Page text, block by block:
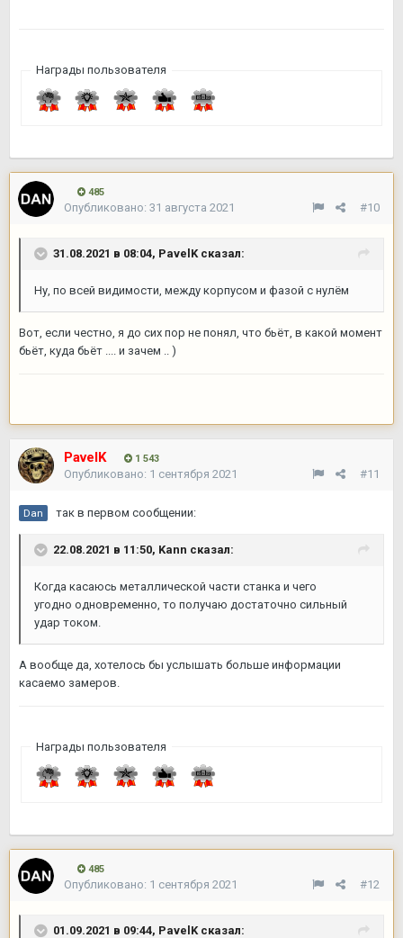
Награды пользователя
485
#10
Опубликовано: 31 августа 2021
31.08.2021 в 08:04, PavelK сказал:
Ну, по всей видимости, между корпусом и фазой с нулём
Вот, если честно, я до сих пор не понял, что бьёт, в какой момент
бьёт, куда бьёт .... и зачем .. )
PavelK 1 543
#11
Опубликовано: 1 сентября 2021
Dan так в первом сообщении:
22.08.2021 в 11:50, Kann сказал:
Когда касаюсь металлической части станка и чего
угодно одновременно, то получаю достаточно сильный
удар током.
А вообще да, хотелось бы услышать больше информации
касаемо замеров.
Награды пользователя
485
#12
Опубликовано: 1 сентября 2021
01.09.2021 в 09:44, PavelK сказал: